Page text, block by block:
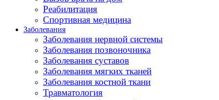
Реабилитация
Спортивная медицина
Заболевания
Заболевания нервной системы
Заболевания позвоночника
Заболевания суставов
Заболевания мягких тканей
Заболевания костной ткани
Травматология